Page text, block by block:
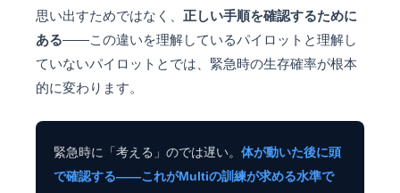
思い出すためではなく、 正しい手順を確認するために
ある——この違いを理解しているパイロットと理解し
ていないパイロットとでは、緊急時の生存確率が根本
的に変わります。
緊急時に「考える」のでは遅い。 体が動いた後に頭
で確認する——これがMultiの訓練が求める水準で